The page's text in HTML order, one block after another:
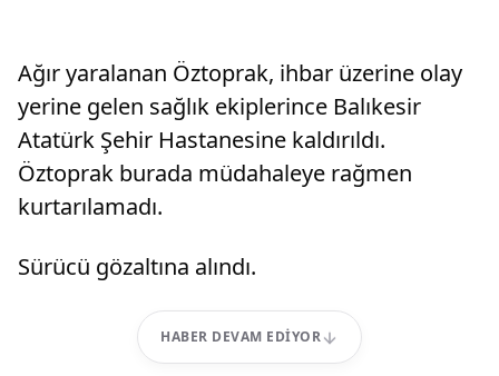
Ağır yaralanan Öztoprak, ihbar üzerine olay
yerine gelen sağlık ekiplerince Balıkesir
Atatürk Şehir Hastanesine kaldırıldı.
Öztoprak burada müdahaleye rağmen
kurtarılamadı.
Sürücü gözaltına alındı.
HABER DEVAM EDIYOR